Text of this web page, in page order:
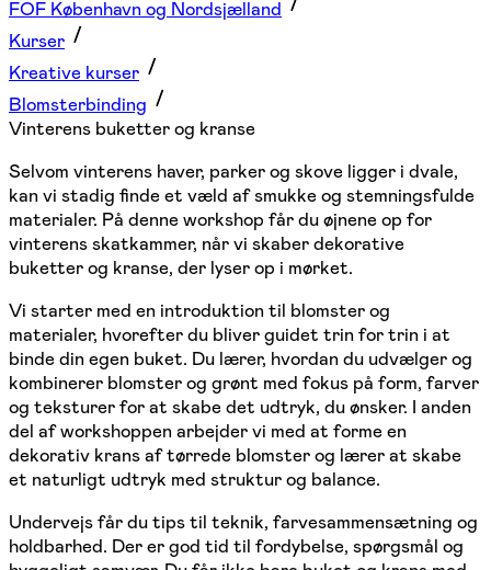
FOF København og Nordsjælland
Kurser
Kreative kurser
Blomsterbinding
Vinterens buketter og kranse
Selvom vinterens haver, parker og skove ligger i dvale,
kan vi stadig finde et væld af smukke og stemningsfulde
materialer. På denne workshop får du øjnene op for
vinterens skatkammer, når vi skaber dekorative
buketter og kranse, der lyser op i mørket.
Vi starter med en introduktion til blomster og
materialer, hvorefter du bliver guidet trin for trin i at
binde din egen buket. Du lærer, hvordan du udvælger og
kombinerer blomster og grønt med fokus på form, farver
og teksturer for at skabe det udtryk, du ønsker. I anden
del af workshoppen arbejder vi med at forme en
dekorativ krans af tørrede blomster og lærer at skabe
et naturligt udtryk med struktur og balance.
Undervejs får du tips til teknik, farvesammensætning og
holdbarhed. Der er god tid til fordybelse, spørgsmål og